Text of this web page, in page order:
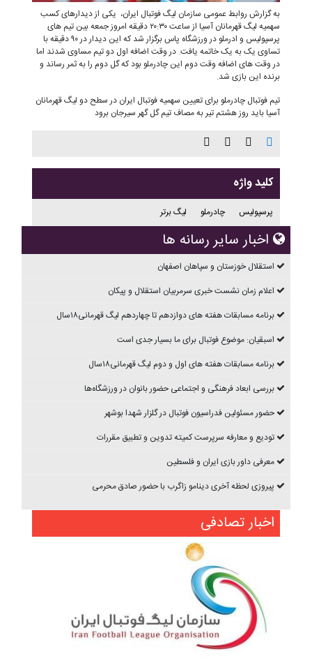
به گزارش روابط عمومی سازمان لیگ فوتبال ایران، یکی از دیدارهای کسب
سهمیه لیگ قهرمانان آسیا از ساعت ۲۰:۳۰ دقیقه امروز جمعه بین تیم های
پرسپولیس و ادرملو در ورزشگاه پاس برگزار شد که این دیدار در ۹۰ دقیقه با
تساوی یک به یک خاتمه یافت. در وقت اضافه اول دو تیم مساوی شدند اما
در وقت های اضافه وقت دوم این چادرملو بود که گل دوم را به ثمر رساند و
برنده این بازی شد.
تیم فوتبال چادرملو برای تعیین سهمیه فوتبال ایران در سطح دو لیگ قهرمانان
آسیا باید روز هشتم تیر به مصاف تیم گل گهر سیرجان برود
کلید واژه
پرسپولیس چادرملو لیگ برتر
اخبار سایر رسانه ها
استقلال خوزستان و سپاهان اصفهان
اعلام زمان نشست خبری سرمربیان استقلال و پیکان
برنامه مسابقات هفته های دوازدهم تا چهاردهم ليگ قهرمانی۱۸سال
اسبقیان: موضوع فوتبال برای ما بسیار جدی است
برنامه مسابقات هفته های اول و دوم ليگ قهرمانی۱۸سال
بررسی ابعاد فرهنگی و اجتماعی حضور بانوان در ورزشگاه‌ها
حضور مسئولین فدراسیون فوتبال در گلزار شهدا بوشهر
تودیع و معارفه سرپرست کمیته تدوین و تطبیق مقررات
معرفی داور بازی ایران و فلسطین
پیروزی لحظه آخری دینامو زاگرب با حضور صادق محرمی
اخبار تصادفی